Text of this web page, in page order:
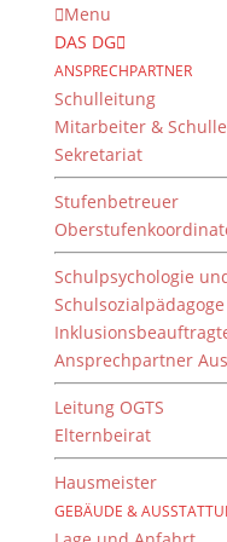
Menu
DAS DG
ANSPRECHPARTNER
Schulleitung
Mitarbeiter &
Sekretariat
Stufenbetreuer
Schulpsychologie
Schulsozialpädagoge
Ansprechpartner
Leitung OGTS
Elternbeirat
Hausmeister
GEBÄUDE &
2017/18
vonM. Schuster|6.